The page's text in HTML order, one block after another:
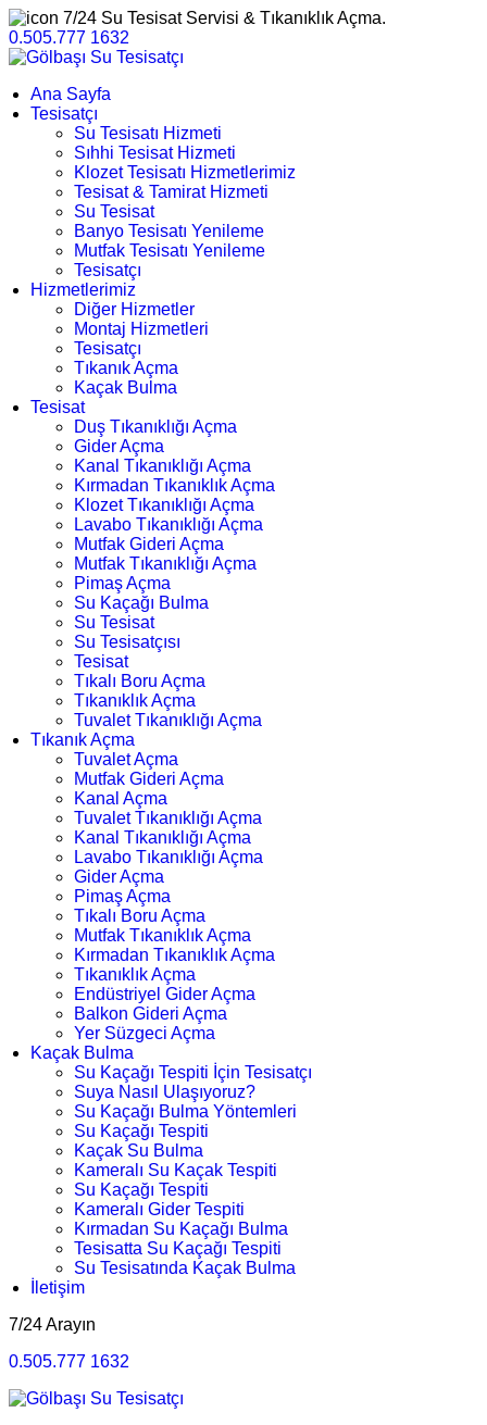
7/24 Su Tesisat Servisi & Tıkanıklık Açma.
0.505.777 1632
Ana Sayfa
Tesisatçı
Su Tesisatı Hizmeti
Sıhhi Tesisat Hizmeti
Klozet Tesisatı Hizmetlerimiz
Tesisat & Tamirat Hizmeti
Su Tesisat
Banyo Tesisatı Yenileme
Mutfak Tesisatı Yenileme
Tesisatçı
Hizmetlerimiz
Diğer Hizmetler
Montaj Hizmetleri
Tesisatçı
Tıkanık Açma
Kaçak Bulma
Tesisat
Duş Tıkanıklığı Açma
Gider Açma
Kanal Tıkanıklığı Açma
Kırmadan Tıkanıklık Açma
Klozet Tıkanıklığı Açma
Lavabo Tıkanıklığı Açma
Mutfak Gideri Açma
Mutfak Tıkanıklığı Açma
Pimaş Açma
Su Kaçağı Bulma
Su Tesisat
Su Tesisatçısı
Tesisat
Tıkalı Boru Açma
Tıkanıklık Açma
Tuvalet Tıkanıklığı Açma
Tıkanık Açma
Tuvalet Açma
Mutfak Gideri Açma
Kanal Açma
Tuvalet Tıkanıklığı Açma
Kanal Tıkanıklığı Açma
Lavabo Tıkanıklığı Açma
Gider Açma
Pimaş Açma
Tıkalı Boru Açma
Mutfak Tıkanıklık Açma
Kırmadan Tıkanıklık Açma
Tıkanıklık Açma
Endüstriyel Gider Açma
Balkon Gideri Açma
Yer Süzgeci Açma
Kaçak Bulma
Su Kaçağı Tespiti İçin Tesisatçı
Suya Nasıl Ulaşıyoruz?
Su Kaçağı Bulma Yöntemleri
Su Kaçağı Tespiti
Kaçak Su Bulma
Kameralı Su Kaçak Tespiti
Su Kaçağı Tespiti
Kameralı Gider Tespiti
Kırmadan Su Kaçağı Bulma
Tesisatta Su Kaçağı Tespiti
Su Tesisatında Kaçak Bulma
İletişim
7/24 Arayın
0.505.777 1632